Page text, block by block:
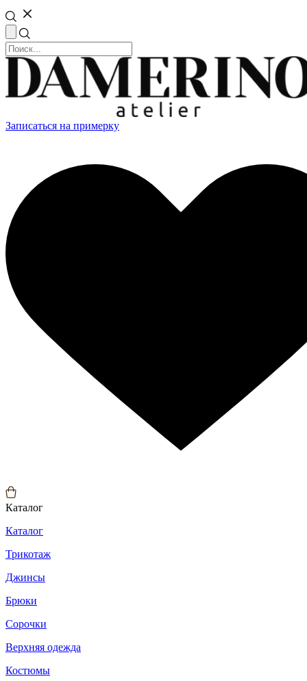
Записаться на примерку
Каталог
Каталог
Трикотаж
Джинсы
Брюки
Сорочки
Верхняя одежда
Костюмы